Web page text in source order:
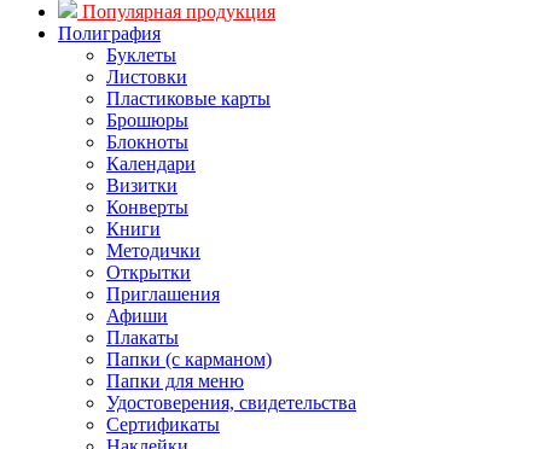
Популярная продукция
Полиграфия
Буклеты
Листовки
Пластиковые карты
Брошюры
Блокноты
Календари
Визитки
Конверты
Книги
Методички
Открытки
Приглашения
Афиши
Плакаты
Папки (с карманом)
Папки для меню
Удостоверения, свидетельства
Сертификаты